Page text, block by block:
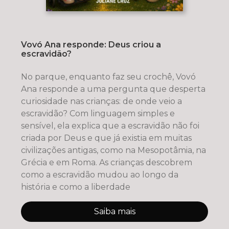
Vovó Ana responde: Deus criou a
escravidão?
No parque, enquanto faz seu crochê, Vovó
Ana responde a uma pergunta que desperta
curiosidade nas crianças: de onde veio a
escravidão? Com linguagem simples e
sensível, ela explica que a escravidão não foi
criada por Deus e que já existia em muitas
civilizações antigas, como na Mesopotâmia, na
Grécia e em Roma. As crianças descobrem
como a escravidão mudou ao longo da
história e como a liberdade
Saiba mais